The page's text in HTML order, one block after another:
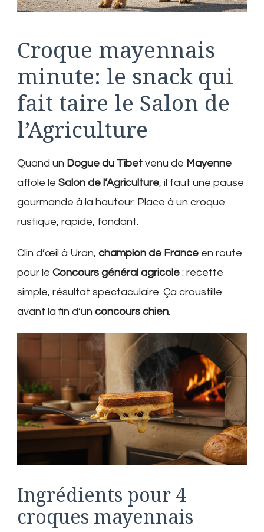
en
le
Concours
général
agricole
Croque mayennais
minute: le snack qui
fait taire le Salon de
l’Agriculture
Quand un Dogue du Tibet venu de Mayenne
affole le Salon de l’Agriculture, il faut une pause
gourmande à la hauteur. Place à un croque
rustique, rapide, fondant.
Clin d’œil à Uran, champion de France en route
pour le Concours général agricole : recette
simple, résultat spectaculaire. Ça croustille
avant la fin d’un concours chien.
Ingrédients pour 4
croques mayennais